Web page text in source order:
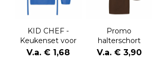
KID CHEF -
Keukenset voor
kinderen
V.a. € 1,68
Promo
halterschort
75x85 cm
V.a. € 3,90